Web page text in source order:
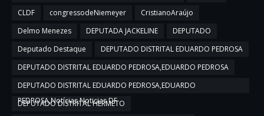
CLDF
congressodeNiemeyer
CristianoAraújo
Delmo Menezes
DEPUTADA JACKELINE
DEPUTADO
Deputado Destaque
DEPUTADO DISTRITAL EDUARDO PEDROSA
DEPUTADO DISTRITAL EDUARDO PEDROSA,EDUARDO PEDROSA
DEPUTADO DISTRITAL EDUARDO PEDROSA,EDUARDO
PEDROSA,Notícias,Noticias DF
DEPUTADO DISTRITAL HERMETO